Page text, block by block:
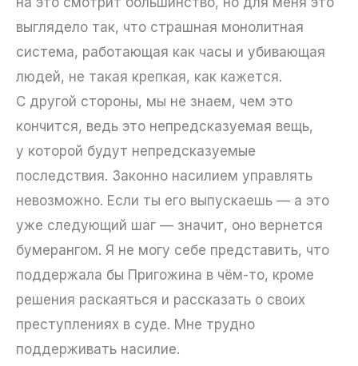
выглядело так, что страшная монолитная
система, работающая как часы и убивающая
людей, не такая крепкая, как кажется.
С другой стороны, мы не знаем, чем это
кончится, ведь это непредсказуемая вещь,
у которой будут непредсказуемые
последствия. Законно насилием управлять
невозможно. Если ты его выпускаешь — а это
уже следующий шаг — значит, оно вернется
бумерангом. Я не могу себе представить, что
поддержала бы Пригожина в чём-то, кроме
решения раскаяться и рассказать о своих
преступлениях в суде. Мне трудно
поддерживать насилие.